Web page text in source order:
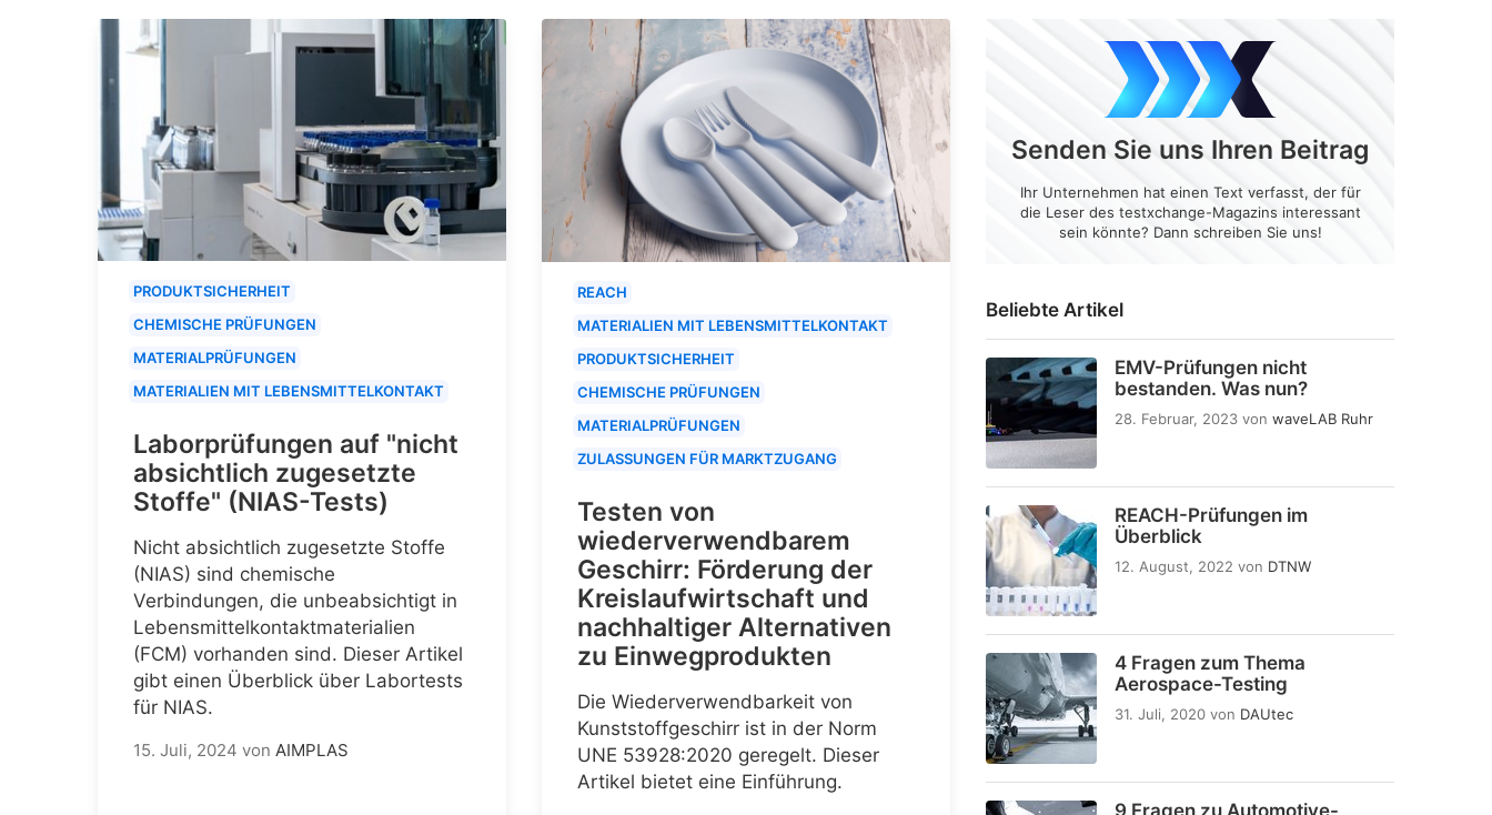
Beliebte Artikel
EMV-Prüfungen nicht
bestanden. Was nun?
28. Februar, 2023 von waveLAB Ruhr
REACH-Prüfungen im
Überblick
12. August, 2022 von DTNW
4 Fragen zum Thema
Aerospace-Testing
31. Juli, 2020 von DAUtec
9 Fragen zu Automotive-
Senden Sie uns Ihren Beitrag
Ihr Unternehmen hat einen Text verfasst, der für
die Leser des testxchange-Magazins interessant
sein könnte? Dann schreiben Sie uns!
PRODUKTSICHERHEIT
CHEMISCHE PRÜFUNGEN
MATERIALPRÜFUNGEN
MATERIALIEN MIT LEBENSMITTELKONTAKT
Laborprüfungen auf "nicht
absichtlich zugesetzte
Stoffe" (NIAS-Tests)
Nicht absichtlich zugesetzte Stoffe
(NIAS) sind chemische
Verbindungen, die unbeabsichtigt in
Lebensmittelkontaktmaterialien
(FCM) vorhanden sind. Dieser Artikel
gibt einen Überblick über Labortests
für NIAS.
15. Juli, 2024 von AIMPLAS
REACH
MATERIALIEN MIT LEBENSMITTELKONTAKT
PRODUKTSICHERHEIT
CHEMISCHE PRÜFUNGEN
MATERIALPRÜFUNGEN
ZULASSUNGEN FÜR MARKTZUGANG
Testen von
wiederverwendbarem
Geschirr: Förderung der
Kreislaufwirtschaft und
nachhaltiger Alternativen
zu Einwegprodukten
Die Wiederverwendbarkeit von
Kunststoffgeschirr ist in der Norm
UNE 53928:2020 geregelt. Dieser
Artikel bietet eine Einführung.